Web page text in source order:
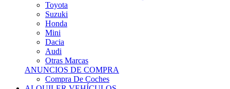
Honda
Mini
Dacia
Audi
Otras Marcas
ANUNCIOS DE COMPRA
Compra De Coches
ALQUILER VEHÍCULOS
ALQUILER VEHÍCULOS